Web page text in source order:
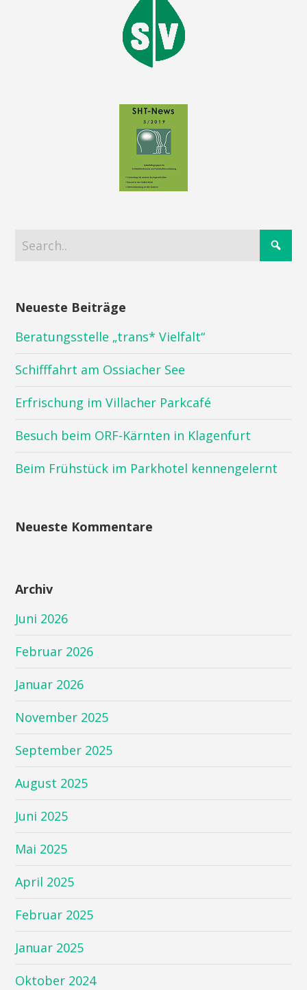
Neueste Beiträge
Beratungsstelle „trans* Vielfalt“
Schifffahrt am Ossiacher See
Erfrischung im Villacher Parkcafé
Besuch beim ORF-Kärnten in Klagenfurt
Beim Frühstück im Parkhotel kennengelernt
Neueste Kommentare
Archiv
Juni 2026
Februar 2026
Januar 2026
November 2025
September 2025
August 2025
Juni 2025
Mai 2025
April 2025
Februar 2025
Januar 2025
Oktober 2024